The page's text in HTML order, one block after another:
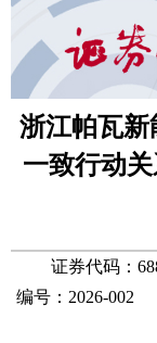
浙江帕瓦
一致行动
证券代码：
编号：2026-002